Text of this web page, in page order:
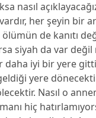
nasıl
her şeyin bir
de kanıtı
siyah da var değil
daha iyi bir yere
yere
Nasıl o
hiç